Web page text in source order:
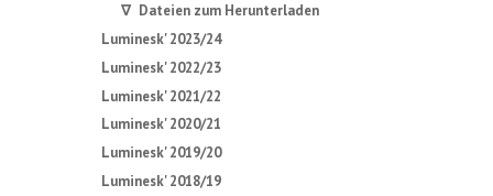
∇ Dateien zum Herunterladen
Luminesk' 2023/24
Luminesk' 2022/23
Luminesk' 2021/22
Luminesk' 2020/21
Luminesk' 2019/20
Luminesk' 2018/19